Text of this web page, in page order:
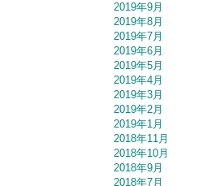
2019年9月
2019年8月
2019年7月
2019年6月
2019年5月
2019年4月
2019年3月
2019年2月
2019年1月
2018年11月
2018年10月
2018年9月
2018年7月